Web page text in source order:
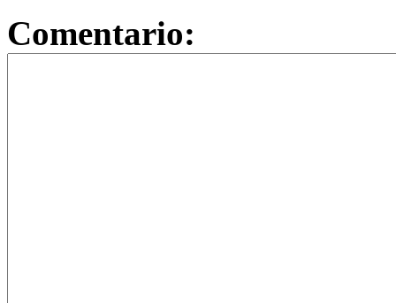
Comentario: